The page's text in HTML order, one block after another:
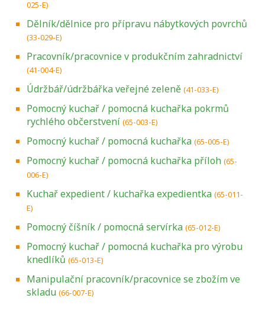
025-E)
Dělník/dělnice pro přípravu nábytkových povrchů
(33-029-E)
Pracovník/pracovnice v produkčním zahradnictví
(41-004-E)
Údržbář/údržbářka veřejné zeleně (41-033-E)
Pomocný kuchař / pomocná kuchařka pokrmů
rychlého občerstvení (65-003-E)
Pomocný kuchař / pomocná kuchařka (65-005-E)
Pomocný kuchař / pomocná kuchařka příloh (65-
006-E)
Kuchař expedient / kuchařka expedientka (65-011-
E)
Pomocný číšník / pomocná servírka (65-012-E)
Pomocný kuchař / pomocná kuchařka pro výrobu
knedlíků (65-013-E)
Manipulační pracovník/pracovnice se zbožím ve
skladu (66-007-E)
Projděte si seznam profesních kvalifikací.